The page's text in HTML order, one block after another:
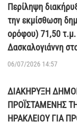
Περίληψη
την εκμίσθωση
ορόφου) 71,50
Δασκαλογιάννη
06/07/2026 14:57
ΔΙΑΚΗΡΥΞΗ
ΠΡΟΪΣΤΑΜΕΝΗΣ
ΗΡΑΚΛΕΙΟΥ ΓΙΑ